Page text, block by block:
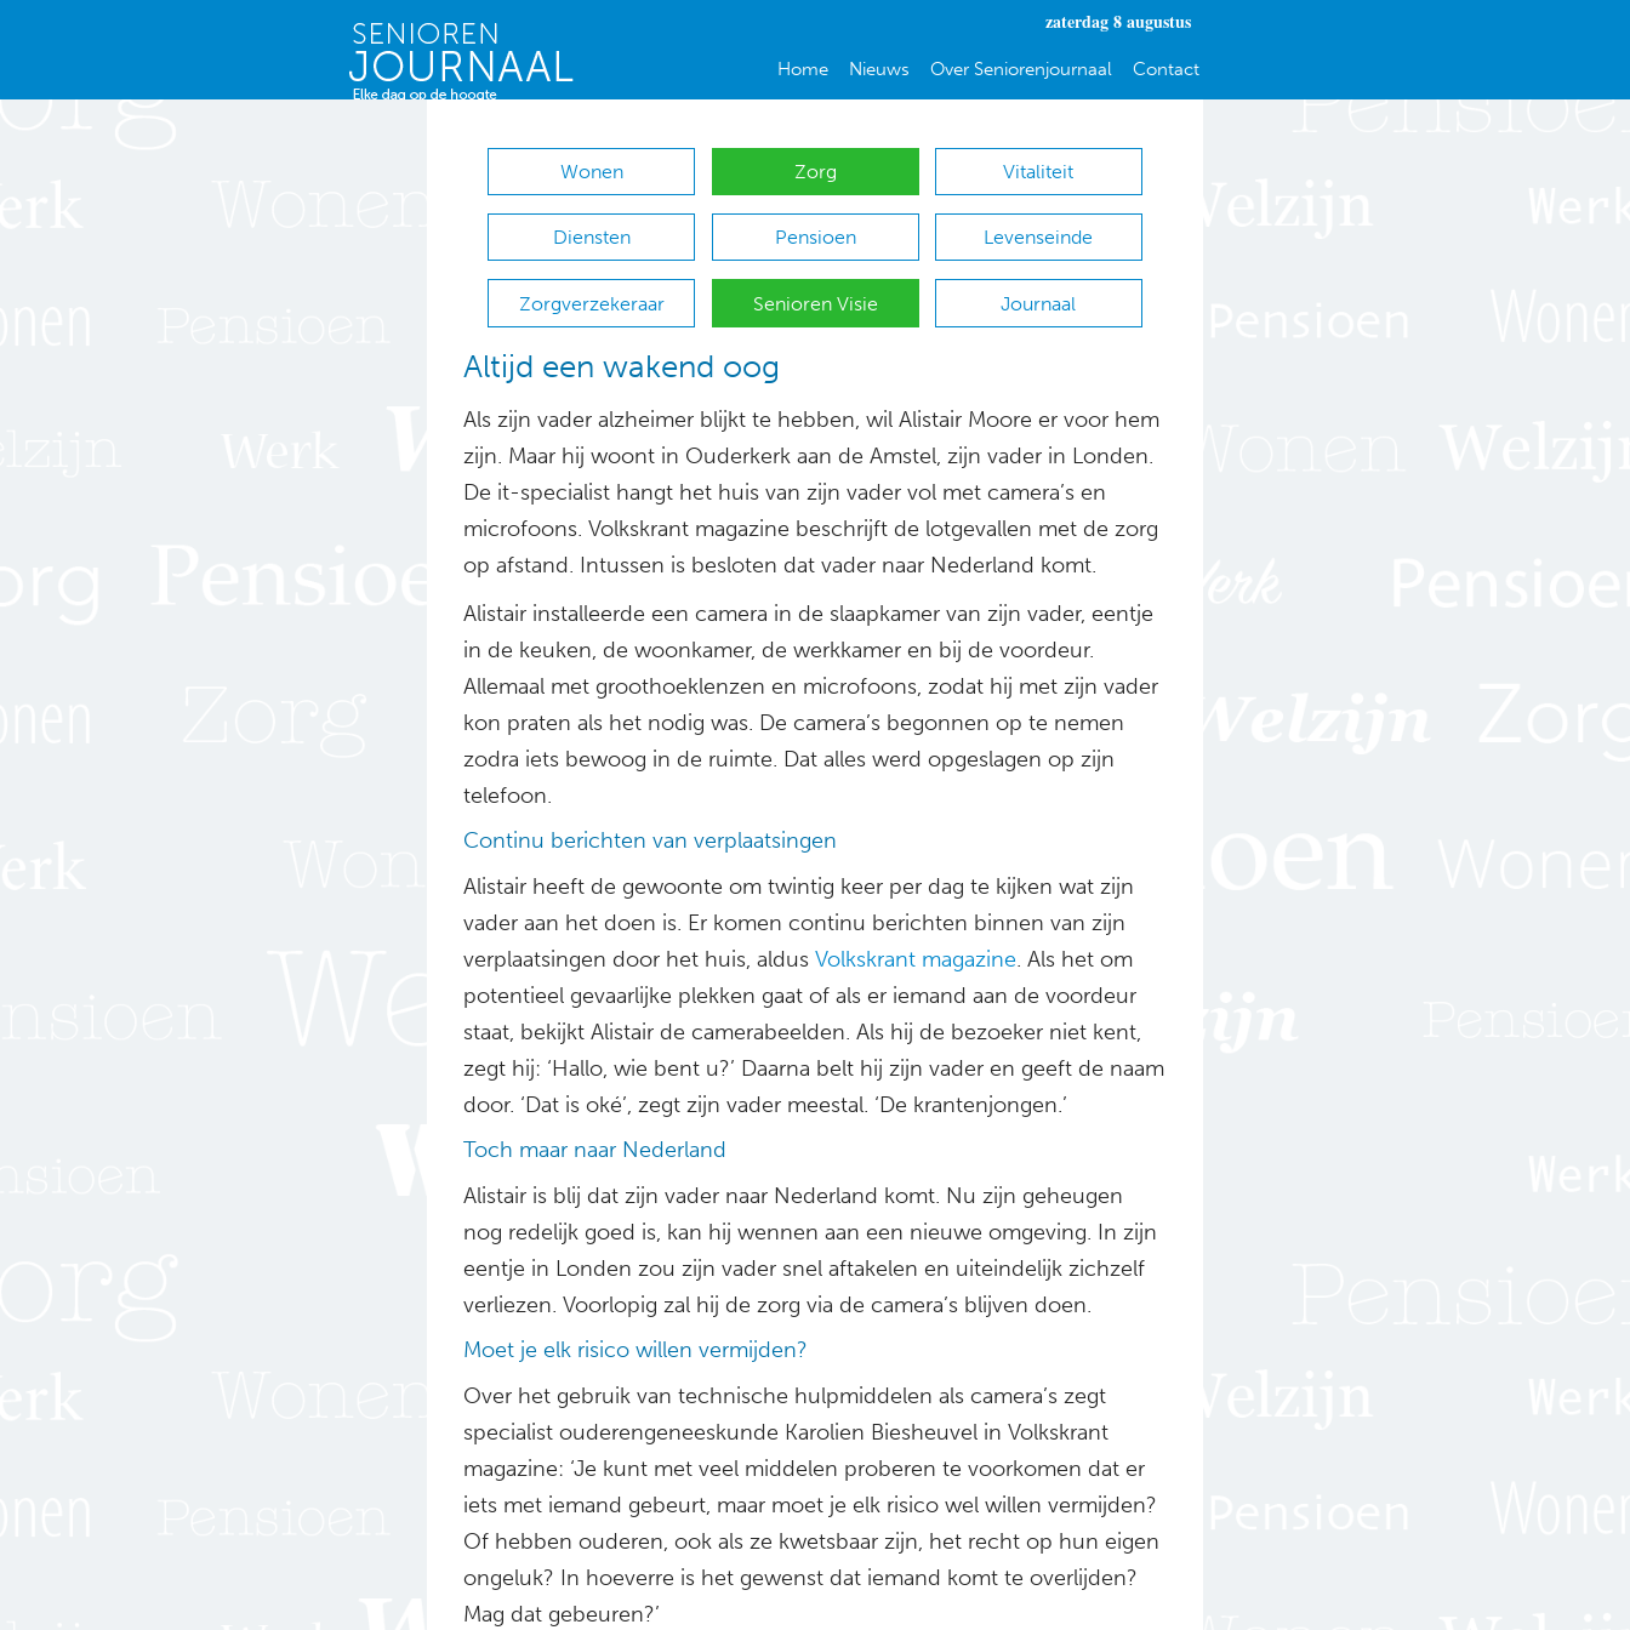
zaterdag 8 augustus
Home Nieuws Over Seniorenjournaal Contact
Wonen Zorg Vitaliteit
Diensten Pensioen Levenseinde
Zorgverzekeraar Senioren Visie Journaal
Altijd een wakend oog
Als zijn vader alzheimer blijkt te hebben, wil Alistair Moore er voor hem
zijn. Maar hij woont in Ouderkerk aan de Amstel, zijn vader in Londen.
De it-specialist hangt het huis van zijn vader vol met camera’s en
microfoons. Volkskrant magazine beschrijft de lotgevallen met de zorg
op afstand. Intussen is besloten dat vader naar Nederland komt.
Alistair installeerde een camera in de slaapkamer van zijn vader, eentje
in de keuken, de woonkamer, de werkkamer en bij de voordeur.
Allemaal met groothoeklenzen en microfoons, zodat hij met zijn vader
kon praten als het nodig was. De camera’s begonnen op te nemen
zodra iets bewoog in de ruimte. Dat alles werd opgeslagen op zijn
telefoon.
Continu berichten van verplaatsingen
Alistair heeft de gewoonte om twintig keer per dag te kijken wat zijn
vader aan het doen is. Er komen continu berichten binnen van zijn
verplaatsingen door het huis, aldus Volkskrant magazine. Als het om
potentieel gevaarlijke plekken gaat of als er iemand aan de voordeur
staat, bekijkt Alistair de camerabeelden. Als hij de bezoeker niet kent,
zegt hij: ‘Hallo, wie bent u?’ Daarna belt hij zijn vader en geeft de naam
door. ‘Dat is oké’, zegt zijn vader meestal. ‘De krantenjongen.’
Toch maar naar Nederland
Alistair is blij dat zijn vader naar Nederland komt. Nu zijn geheugen
nog redelijk goed is, kan hij wennen aan een nieuwe omgeving. In zijn
eentje in Londen zou zijn vader snel aftakelen en uiteindelijk zichzelf
verliezen. Voorlopig zal hij de zorg via de camera’s blijven doen.
Moet je elk risico willen vermijden?
Over het gebruik van technische hulpmiddelen als camera’s zegt
specialist ouderengeneeskunde Karolien Biesheuvel in Volkskrant
magazine: ‘Je kunt met veel middelen proberen te voorkomen dat er
iets met iemand gebeurt, maar moet je elk risico wel willen vermijden?
Of hebben ouderen, ook als ze kwetsbaar zijn, het recht op hun eigen
ongeluk? In hoeverre is het gewenst dat iemand komt te overlijden?
Mag dat gebeuren?’